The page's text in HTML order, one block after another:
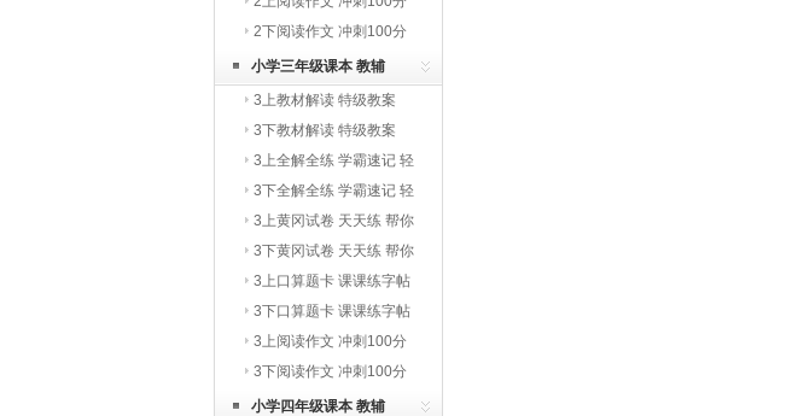
2下阅读作文 冲刺100分
小学三年级课本 教辅
3上教材解读 特级教案
3下教材解读 特级教案
3上全解全练 学霸速记 轻
巧夺冠
3下全解全练 学霸速记 轻
巧夺冠
3上黄冈试卷 天天练 帮你
学3下黄冈试卷 天天练 帮你
学3上口算题卡 课课练字帖
写字教材
3下口算题卡 课课练字帖
写字教材
3上阅读作文 冲刺100分
3下阅读作文 冲刺100分
小学四年级课本 教辅